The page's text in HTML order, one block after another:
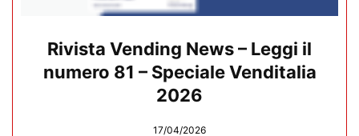
Rivista Vending News – Leggi il
numero 81 – Speciale Venditalia
2026
17/04/2026